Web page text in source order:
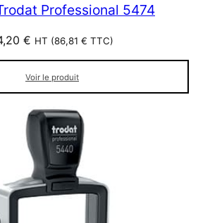
Professional 5474
€ HT (86,81 € TTC)
Voir le produit